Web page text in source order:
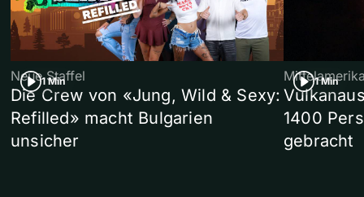
1 Min
Neue Staffel
Die Crew von «Jung, Wild & Sexy:
Refilled» macht Bulgarien
unsicher
1 Min
1400
gebracht